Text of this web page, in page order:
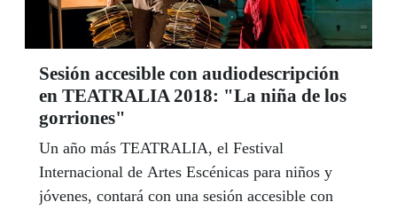
Sesión accesible con audiodescripción
en TEATRALIA 2018: "La niña de los
gorriones"
Un año más TEATRALIA, el Festival
Internacional de Artes Escénicas para niños y
jóvenes, contará con una sesión accesible con